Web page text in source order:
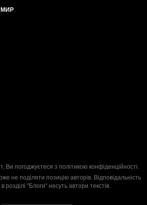
Ви погоджуєтеся з політикою конфіденційності.
не поділяти позицію авторів. Відповідальність
розділі "Блоги" несуть автори текстів.